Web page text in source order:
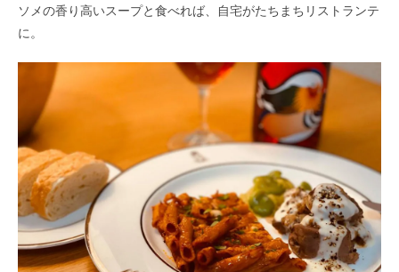
ソメの香り高いスープと食べれば、自宅がたちまちリストランテ
に。